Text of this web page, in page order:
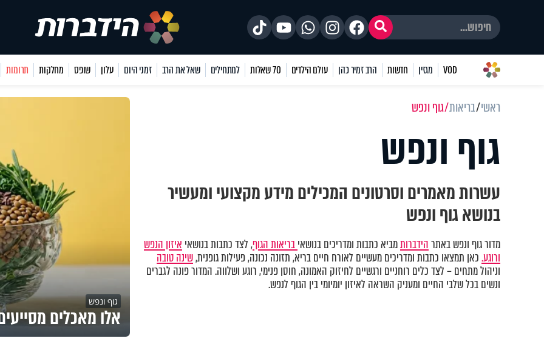
VOD מגזין חדשות הרב זמיר כהן עולם הילדים 70 שאלות למתחילים שאל את הרב זמני היום עלון שופס מחלקות תרומות
ראשי בריאות גוף ונפש
גוף ונפש
עשרות מאמרים וסרטונים המכילים מידע מקצועי ומעשיר
בנושא גוף ונפש
מדור גוף ונפש באתרהידברותמביא כתבות ומדריכים בנושאיבריאות הגוף, לצד כתבות בנושאי איזון הנפש
ורוגע.כאן תמצאו כתבות ומדריכים מעשיים לאורח חיים בריא, תזונה נכונה, פעילות גופנית,שינה טובה
וניהול מתחים – לצד כלים רוחניים ורגשיים לחיזוק האמונה, חוסן פנימי, רוגע ושלווה. המדור פונה לגברים
ונשים בכל שלבי החיים ומעניק השראה לאיזון יומיומי בין הגוף לנפש.
גוף ונפש
אלו מאכלים